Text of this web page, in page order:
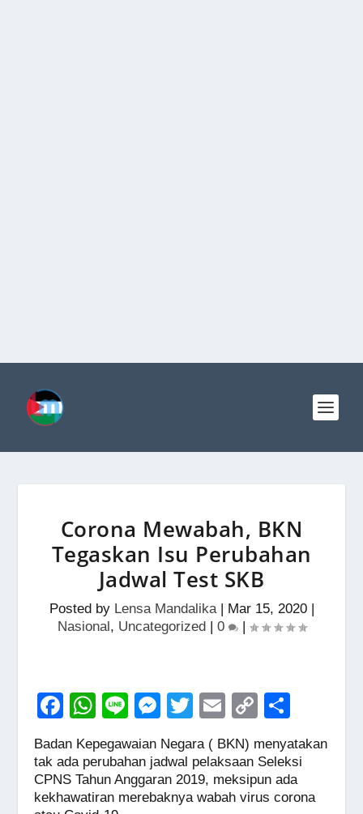
Corona Mewabah, BKN
Tegaskan Isu Perubahan
Jadwal Test SKB
Posted by Lensa Mandalika| Mar 15, 2020|
Nasional, Uncategorized| 0 |
F
a
c
e
W
at
s
Li
n
e
M
e
ss
e
T
wi
tt
er
E
m
ail
C
p
y
ar
e
Badan Kepegawaian Negara ( BKN) menyatakan
tak ada perubahan jadwal pelaksaan Seleksi
CPNS Tahun Anggaran 2019, meksipun ada
kekhawatiran merebaknya wabah virus corona